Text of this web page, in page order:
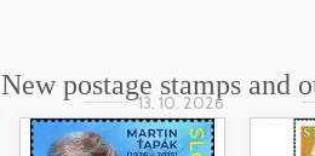
New postage stamps and
13. 10. 2026